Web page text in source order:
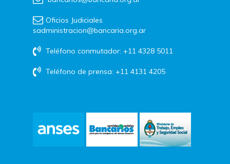
Oficios Judiciales
sadministracion@bancaria.org.ar
Teléfono conmutador: +11 4328 5011
Teléfono de prensa: +11 4131 4205